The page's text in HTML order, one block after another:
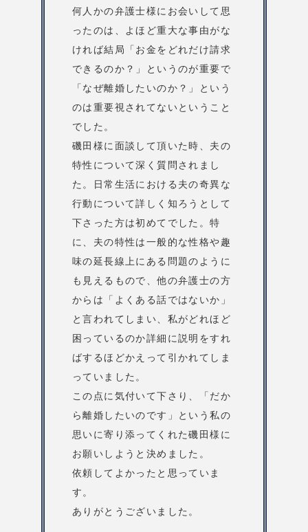
何人かの弁護士様にお会いして思
ったのは、よほど重大な事由がな
ければ結局「お金をどれだけ請求
できるのか？」というのが重要で
「なぜ離婚したいのか？」という
のは重要視されてないということ
でした。
磯田様に面談して頂いた時、夫の
特性について深く質問されまし
た。日常生活における夫の奇異な
行動について詳しく知ろうとして
下さった方は初めてでした。特
に、夫の特性は一般的な性格や趣
味の延長線上にある問題のように
も見えるもので、他の弁護士の方
からは「よくある話ではないか」
と言われてしまい、私がどれほど
困っているのか詳細に説明をすれ
ばするほどかえって引かれてしま
っていました。
この点に気付いて下さり、「だか
ら離婚したいのです」という私の
思いに寄り添ってくれた磯田様に
お願いしようと決めました。
依頼してよかったと思っていま
す。
ありがとうございました。